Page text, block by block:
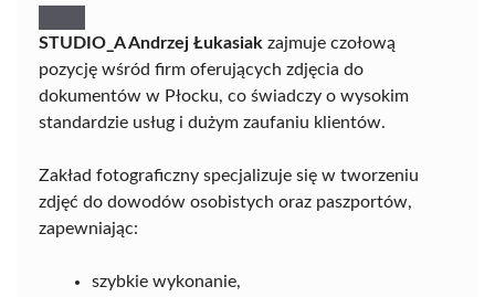
STUDIO_A Andrzej Łukasiak zajmuje czołową
pozycję wśród firm oferujących zdjęcia do
dokumentów w Płocku, co świadczy o wysokim
standardzie usług i dużym zaufaniu klientów.
Zakład fotograficzny specjalizuje się w tworzeniu
zdjęć do dowodów osobistych oraz paszportów,
zapewniając:
szybkie wykonanie,